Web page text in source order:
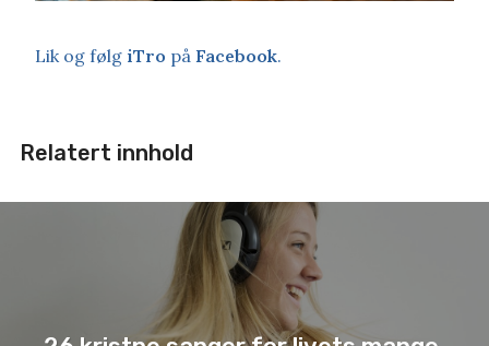
Lik og følg iTro på Facebook.
Relatert innhold